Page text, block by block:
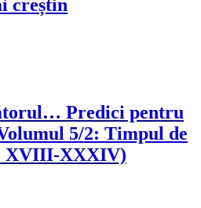
creștin
Predici pentru
5/2: Timpul de
XVIII-XXXIV)